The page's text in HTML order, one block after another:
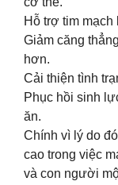
Hỗ trợ tim mạch
Giảm căng
hơn.
Cải thiện tình
Phục hồi sinh
ăn.
Chính vì lý do
cao trong việc
và con người